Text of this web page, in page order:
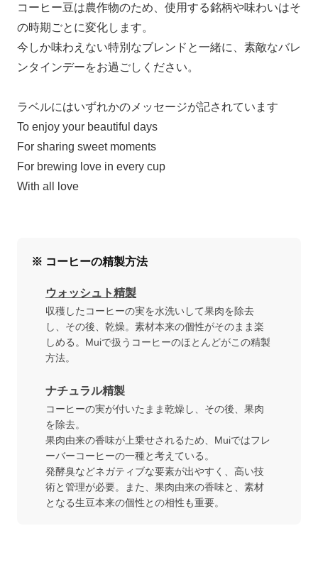
コーヒー豆は農作物のため、使用する銘柄や味わいはそ
の時期ごとに変化します。
今しか味わえない特別なブレンドと一緒に、素敵なバレ
ンタインデーをお過ごしください。
ラベルにはいずれかのメッセージが記されています
To enjoy your beautiful days
For sharing sweet moments
For brewing love in every cup
With all love
※ コーヒーの精製方法
ウォッシュト精製
収穫したコーヒーの実を水洗いして果肉を除去
し、その後、乾燥。素材本来の個性がそのまま楽
しめる。Muiで扱うコーヒーのほとんどがこの精製
方法。
ナチュラル精製
コーヒーの実が付いたまま乾燥し、その後、果肉
を除去。
果肉由来の香味が上乗せされるため、Muiではフレ
ーバーコーヒーの一種と考えている。
発酵臭などネガティブな要素が出やすく、高い技
術と管理が必要。また、果肉由来の香味と、素材
となる生豆本来の個性との相性も重要。